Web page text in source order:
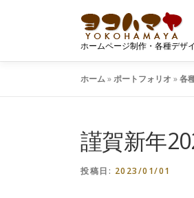
ホームページ制作・各種デザ
ホーム»ポートフォリオ »各
謹賀新年
投稿日: 2023/01/01